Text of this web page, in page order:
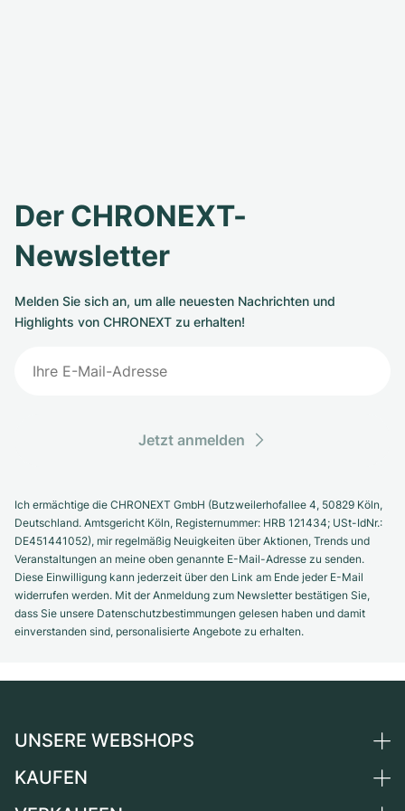
Der CHRONEXT-
Newsletter
Melden Sie sich an, um alle neuesten Nachrichten und
Highlights von CHRONEXT zu erhalten!
Jetzt anmelden
Ich ermächtige die CHRONEXT GmbH (Butzweilerhofallee 4, 50829 Köln,
Deutschland. Amtsgericht Köln, Registernummer: HRB 121434; USt-IdNr.:
DE451441052), mir regelmäßig Neuigkeiten über Aktionen, Trends und
Veranstaltungen an meine oben genannte E-Mail-Adresse zu senden.
Diese Einwilligung kann jederzeit über den Link am Ende jeder E-Mail
widerrufen werden. Mit der Anmeldung zum Newsletter bestätigen Sie,
dass Sie unsere Datenschutzbestimmungen gelesen haben und damit
einverstanden sind, personalisierte Angebote zu erhalten.
UNSERE WEBSHOPS
Deutschland
KAUFEN